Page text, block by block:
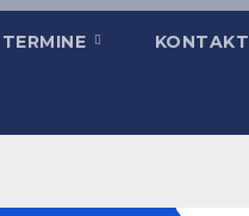
TERMINE KONTAKT